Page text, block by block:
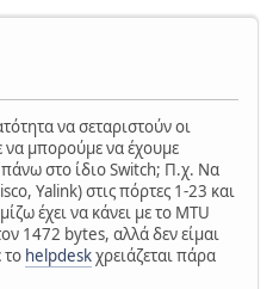
να σεταριστούν οι
να μπορούμε να έχουμε
στο ίδιο Switch; Π.χ. Να
Yalink) στις πόρτες 1-23 και
έχει να κάνει με το MTU
1472 bytes, αλλά δεν είμαι
το helpdeskχρειάζεται πάρα